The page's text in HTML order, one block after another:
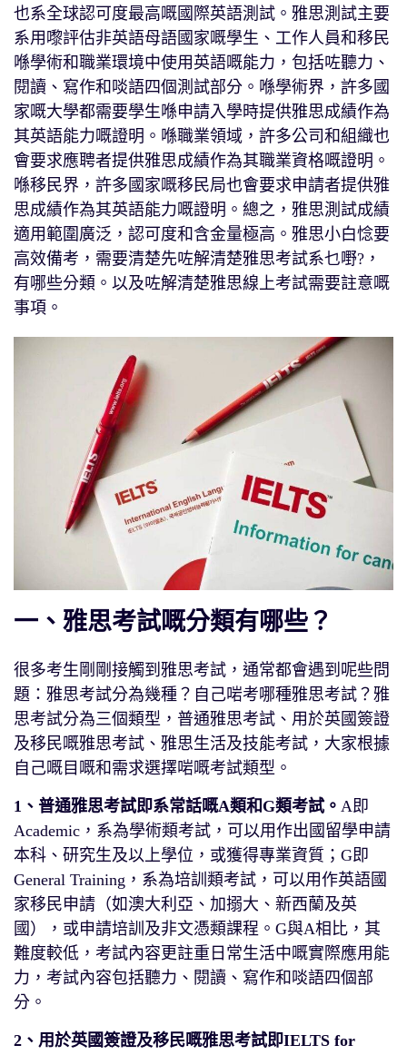
也系全球認可度最高嘅國際英語測試。雅思測試主要
系用嚟評估非英語母語國家嘅學生、工作人員和移民
喺學術和職業環境中使用英語嘅能力，包括咗聽力、
閱讀、寫作和啖語四個測試部分。喺學術界，許多國
家嘅大學都需要學生喺申請入學時提供雅思成績作為
其英語能力嘅證明。喺職業領域，許多公司和組織也
會要求應聘者提供雅思成績作為其職業資格嘅證明。
喺移民界，許多國家嘅移民局也會要求申請者提供雅
思成績作為其英語能力嘅證明。總之，雅思測試成績
適用範圍廣泛，認可度和含金量極高。雅思小白惗要
高效備考，需要清楚先咗解清楚雅思考試系乜嘢?，
有哪些分類。以及咗解清楚雅思線上考試需要註意嘅
事項。
一、雅思考試嘅分類有哪些？
很多考生剛剛接觸到雅思考試，通常都會遇到呢些問
題：雅思考試分為幾種？自己啱考哪種雅思考試？雅
思考試分為三個類型，普通雅思考試、用於英國簽證
及移民嘅雅思考試、雅思生活及技能考試，大家根據
自己嘅目嘅和需求選擇啱嘅考試類型。
1、普通雅思考試即系常話嘅A類和G類考試。 A即
Academic，系為學術類考試，可以用作出國留學申請
本科、研究生及以上學位，或獲得專業資質；G即
General Training，系為培訓類考試，可以用作英語國
家移民申請（如澳大利亞、加搦大、新西蘭及英
國），或申請培訓及非文憑類課程。G與A相比，其
難度較低，考試內容更註重日常生活中嘅實際應用能
力，考試內容包括聽力、閱讀、寫作和啖語四個部
分。
2、用於英國簽證及移民嘅雅思考試即IELTS for